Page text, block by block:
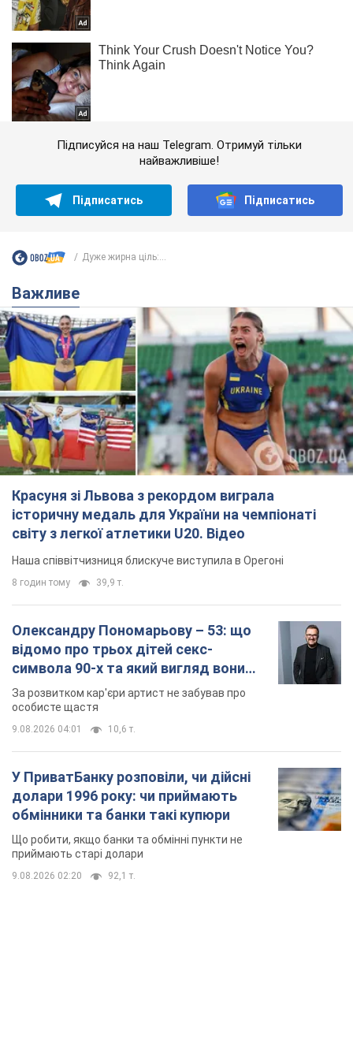
Підписуйся на наш Telegram. Отримуй тільки
найважливіше!
Підписатись Підписатись
Дуже жирна ціль:...
Важливе
Красуня зі Львова з рекордом виграла
історичну медаль для України на чемпіонаті
світу з легкої атлетики U20. Відео
Наша співвітчизниця блискуче виступила в Орегоні
8 годин тому 39,9 т.
Олександру Пономарьову – 53: що
відомо про трьох дітей секс-
символа 90-х та який вигляд вони
мають
За розвитком кар'єри артист не забував про
особисте щастя
9.08.2026 04:01 10,6 т.
У ПриватБанку розповіли, чи дійсні
долари 1996 року: чи приймають
обмінники та банки такі купюри
Що робити, якщо банки та обмінні пункти не
приймають старі долари
9.08.2026 02:20 92,1 т.